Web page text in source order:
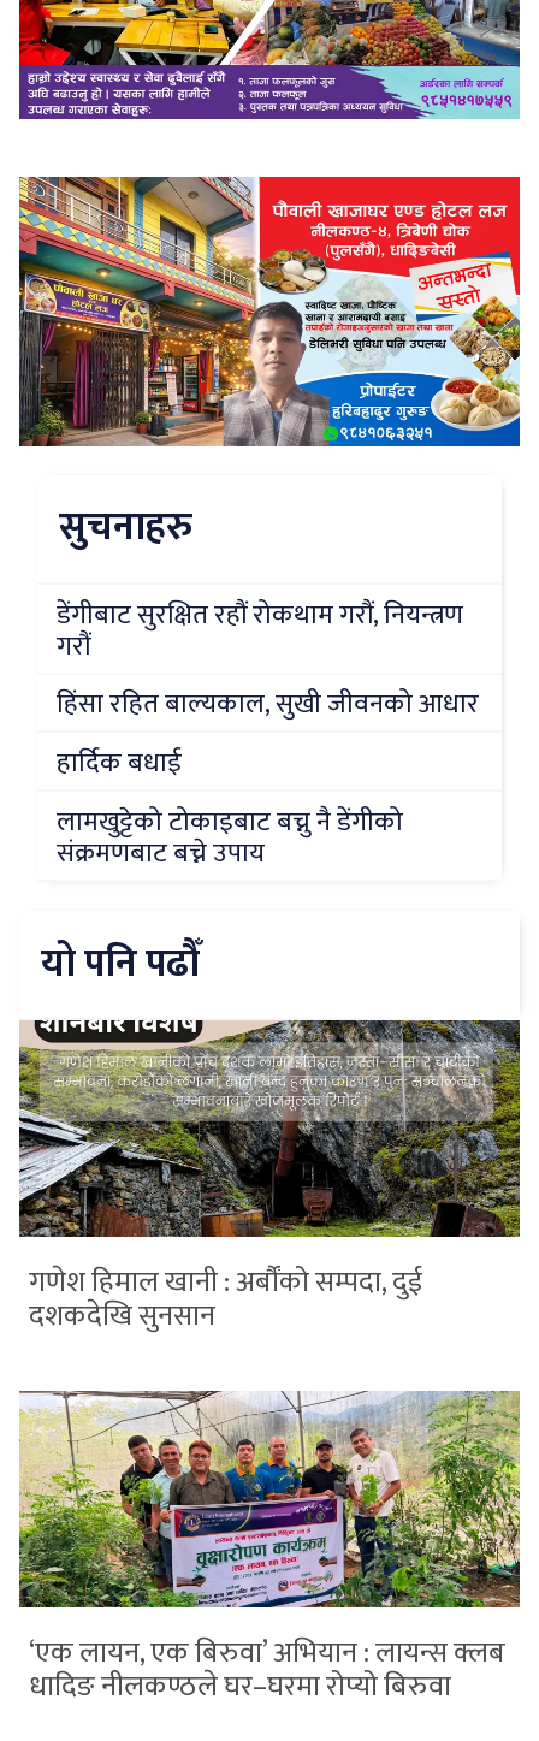
सुचनाहरु
डेंगीबाट सुरक्षित रहौं रोकथाम गरौं, नियन्त्रण
गरौं
हिंसा रहित बाल्यकाल, सुखी जीवनको आधार
हार्दिक बधाई
लामखुट्टेको टोकाइबाट बच्नु नै डेंगीको
संक्रमणबाट बच्ने उपाय
यो पनि पढौँ
गणेश हिमाल खानी : अर्बौंको सम्पदा, दुई
दशकदेखि सुनसान
‘एक लायन, एक बिरुवा’ अभियान : लायन्स क्लब
धादिङ नीलकण्ठले घर–घरमा रोप्यो बिरुवा